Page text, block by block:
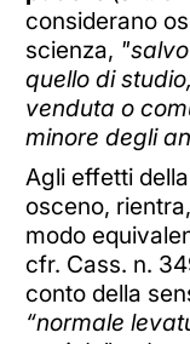
considerano
scienza,
quello di
venduta o
minore degli
Agli effetti
osceno,
modo
cfr. Cass. n.
conto della
“normale